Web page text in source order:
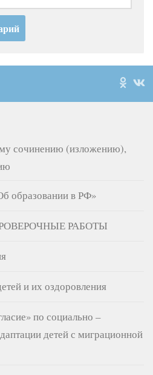
сочинению (изложению),
образовании в РФ»
РАБОТЫ
и их оздоровления
по социально –
детей с миграционной